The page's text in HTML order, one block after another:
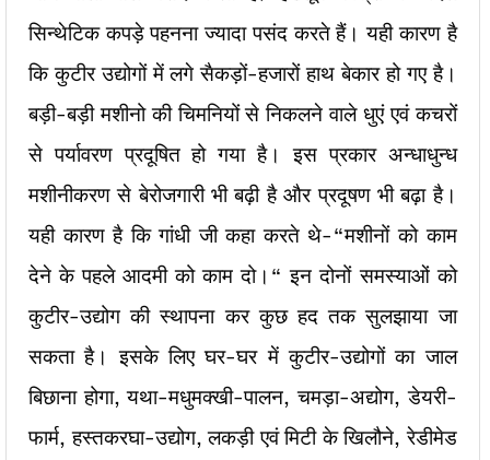
सिन्थेटिक कपड़े पहनना ज्यादा पसंद करते हैं। यही कारण है
कि कुटीर उद्योगों में लगे सैकड़ों-हजारों हाथ बेकार हो गए है।
बड़ी-बड़ी मशीनो की चिमनियों से निकलने वाले धुएं एवं कचरों
से पर्यावरण प्रदूषित हो गया है। इस प्रकार अन्धाधुन्ध
मशीनीकरण से बेरोजगारी भी बढ़ी है और प्रदूषण भी बढ़ा है।
यही कारण है कि गांधी जी कहा करते थे-“मशीनों को काम
देने के पहले आदमी को काम दो।“ इन दोनों समस्याओं को
कुटीर-उद्योग की स्थापना कर कुछ हद तक सुलझाया जा
सकता है। इसके लिए घर-घर में कुटीर-उद्योगों का जाल
बिछाना होगा, यथा-मधुमक्खी-पालन, चमड़ा-अद्योग, डेयरी-
फार्म, हस्तकरघा-उद्योग, लकड़ी एवं मिटी के खिलौने, रेडीमेड